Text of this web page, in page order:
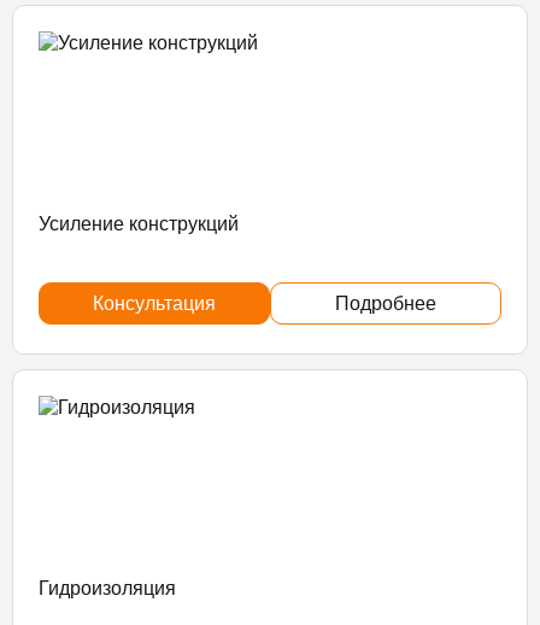
Усиление конструкций
Консультация Подробнее
Гидроизоляция